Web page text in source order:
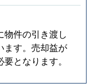
件の引き渡し
ます。売却益が
となります。